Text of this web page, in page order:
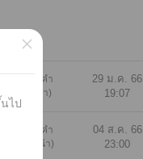
1349 คำ
(6 หน้า)
29 ม.ค. 66
19:07
2895 คำ
(12 หน้า)
04 ส.ค. 66
23:00
ไป
×